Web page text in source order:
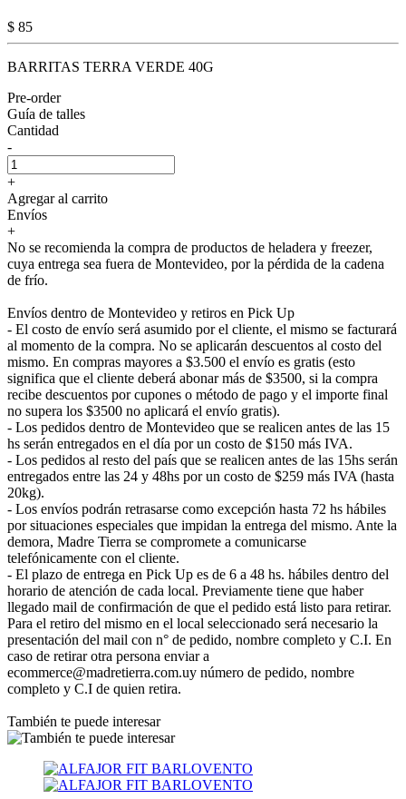
$ 85
BARRITAS TERRA VERDE 40G
Pre-order
Guía de talles
Cantidad
-
+
Agregar al carrito
Envíos
+
No se recomienda la compra de productos de heladera y freezer,
cuya entrega sea fuera de Montevideo, por la pérdida de la cadena
de frío.
Envíos dentro de Montevideo y retiros en Pick Up
- El costo de envío será asumido por el cliente, el mismo se facturará
al momento de la compra. No se aplicarán descuentos al costo del
mismo. En compras mayores a $3.500 el envío es gratis (esto
significa que el cliente deberá abonar más de $3500, si la compra
recibe descuentos por cupones o método de pago y el importe final
no supera los $3500 no aplicará el envío gratis).
- Los pedidos dentro de Montevideo que se realicen antes de las 15
hs serán entregados en el día por un costo de $150 más IVA.
- Los pedidos al resto del país que se realicen antes de las 15hs serán
entregados entre las 24 y 48hs por un costo de $259 más IVA (hasta
20kg).
- Los envíos podrán retrasarse como excepción hasta 72 hs hábiles
por situaciones especiales que impidan la entrega del mismo. Ante la
demora, Madre Tierra se compromete a comunicarse
telefónicamente con el cliente.
- El plazo de entrega en Pick Up es de 6 a 48 hs. hábiles dentro del
horario de atención de cada local. Previamente tiene que haber
llegado mail de confirmación de que el pedido está listo para retirar.
Para el retiro del mismo en el local seleccionado será necesario la
presentación del mail con n° de pedido, nombre completo y C.I. En
caso de retirar otra persona enviar a
ecommerce@madretierra.com.uy número de pedido, nombre
completo y C.I de quien retira.
También te puede interesar